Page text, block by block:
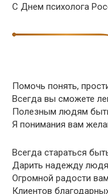
С Днем психолога
Помочь понять,
Всегда вы сможете
Полезным людям
Я понимания вам
Всегда стараться
Дарить надежду
Огромной радости
Клиентов